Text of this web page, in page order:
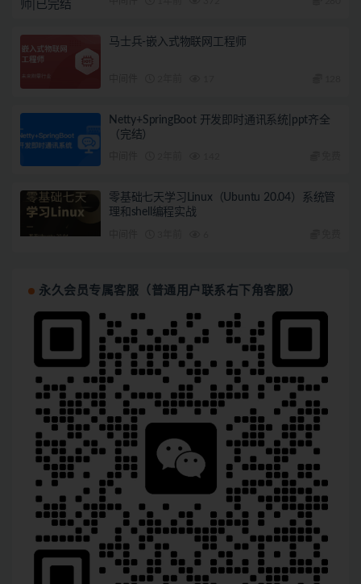
马士兵-嵌入式物联网工程师
Netty+SpringBoot 开发即时通讯系统|ppt齐全
（完结）
零基础七天学习Linux（Ubuntu 20.04）系统管
理和shell编程实战
永久会员专属客服（普通用户联系右下角客服）